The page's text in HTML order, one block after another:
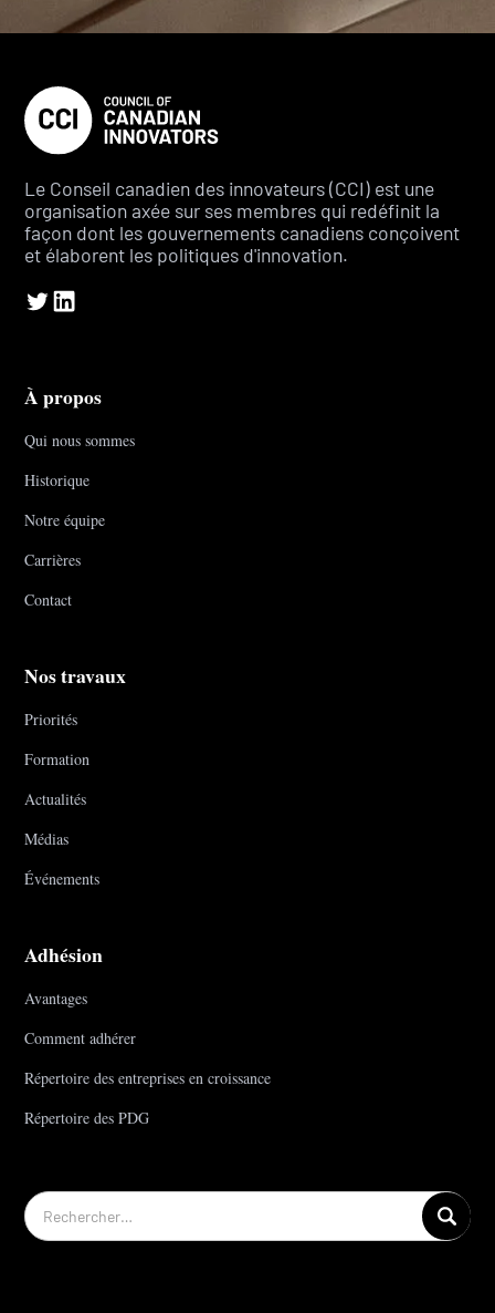
Le Conseil canadien des innovateurs (CCI) est une
organisation axée sur ses membres qui redéfinit la
façon dont les gouvernements canadiens conçoivent
et élaborent les politiques d'innovation.
À propos
Qui nous sommes
Historique
Notre équipe
Carrières
Contact
Nos travaux
Priorités
Formation
Actualités
Médias
Événements
Adhésion
Avantages
Comment adhérer
Répertoire des entreprises en croissance
Répertoire des PDG